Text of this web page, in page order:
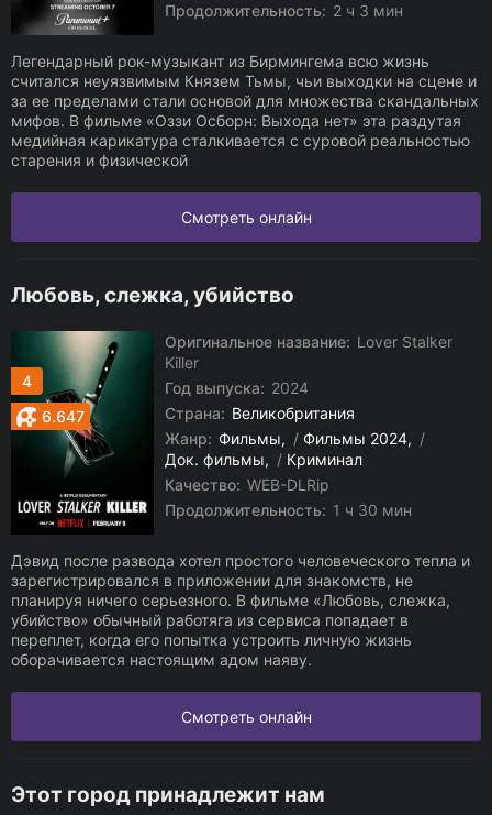
Продолжительность: 2 ч 3 мин
Легендарный рок-музыкант из Бирмингема всю жизнь
считался неуязвимым Князем Тьмы, чьи выходки на сцене и
за ее пределами стали основой для множества скандальных
мифов. В фильме «Оззи Осборн: Выхода нет» эта раздутая
медийная карикатура сталкивается с суровой реальностью
старения и физической
Смотреть онлайн
Любовь, слежка, убийство
4
6.647
Оригинальное название: Lover Stalker
Killer
Год выпуска: 2024
Страна: Великобритания
Жанр: Фильмы / Фильмы 2024
/
Док. фильмы
/ Криминал
Качество: WEB-DLRip
Продолжительность: 1 ч 30 мин
Дэвид после развода хотел простого человеческого тепла и
зарегистрировался в приложении для знакомств, не
планируя ничего серьезного. В фильме «Любовь, слежка,
убийство» обычный работяга из сервиса попадает в
переплет, когда его попытка устроить личную жизнь
оборачивается настоящим адом наяву.
Смотреть онлайн
Этот город принадлежит нам